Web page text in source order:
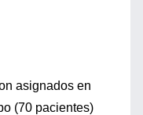
asignados en
(70 pacientes)